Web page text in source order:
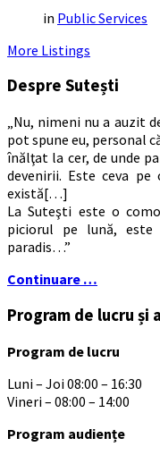
in Public Services
More Listings
Despre Sutești
„Nu, nimeni nu a auzit
pot spune eu, personal
înălţat la cer, de unde
devenirii. Este ceva
există[…]
La Suteşti este o
piciorul pe lună,
paradis…”
Continuare …
Program de lucru și
Program de lucru
Luni – Joi 08:00 – 16:30
Vineri – 08:00 – 14:00
Program audiențe